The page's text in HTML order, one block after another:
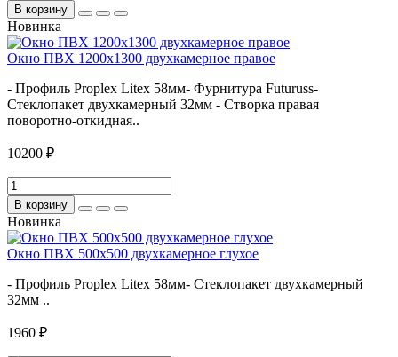
В корзину
Новинка
Окно ПВХ 1200х1300 двухкамерное правое
- Профиль Proplex Litex 58мм- Фурнитура Futuruss-
Стеклопакет двухкамерный 32мм - Створка правая
поворотно-откидная..
10200 ₽
В корзину
Новинка
Окно ПВХ 500х500 двухкамерное глухое
- Профиль Proplex Litex 58мм- Стеклопакет двухкамерный
32мм ..
1960 ₽